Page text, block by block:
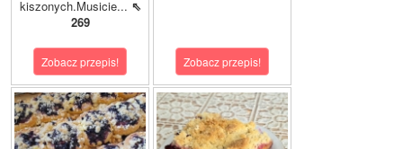
kiszonych.Musicie... ⇖
269
Zobacz przepis! Zobacz przepis!